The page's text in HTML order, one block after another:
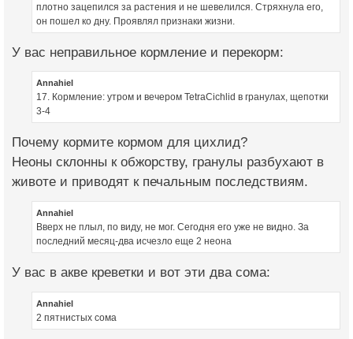
плотно зацепился за растения и не шевелился. Стряхнула его,
он пошел ко дну. Проявлял признаки жизни.
У вас неправильное кормление и перекорм:
Annahiel
17. Кормление: утром и вечером TetraCichlid в гранулах, щепотки
3-4
Почему кормите кормом для цихлид?
Неоны склонны к обжорству, гранулы разбухают в
животе и приводят к печальным последствиям.
Annahiel
Вверх не плыл, по виду, не мог. Сегодня его уже не видно. За
последний месяц-два исчезло еще 2 неона
У вас в акве креветки и вот эти два сома:
Annahiel
2 пятнистых сома